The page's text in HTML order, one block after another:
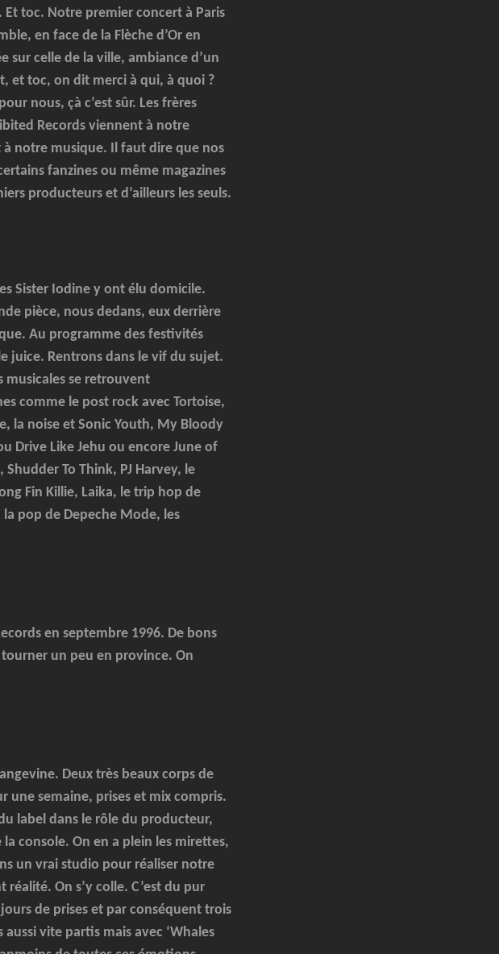
Et toc. Notre premier concert à Paris
en face de la Flèche d’Or en
celle de la ville, ambiance d’un
et toc, on dit merci à qui, à quoi ?
nous, çà c’est sûr. Les frères
Records viennent à notre
notre musique. Il faut dire que nos
fanzines ou même magazines
producteurs et d’ailleurs les seuls.
Sister Iodine y ont élu domicile.
pièce, nous dedans, eux derrière
Au programme des festivités
juice. Rentrons dans le vif du sujet.
musicales se retrouvent
comme le post rock avec Tortoise,
la noise et Sonic Youth, My Bloody
Drive Like Jehu ou encore June of
To Think, PJ Harvey, le
Fin Killie, Laika, le trip hop de
pop de Depeche Mode, les
en septembre 1996. De bons
un peu en province. On
Deux très beaux corps de
une semaine, prises et mix compris.
label dans le rôle du producteur,
console. On en a plein les mirettes,
un vrai studio pour réaliser notre
On s’y colle. C’est du pur
de prises et par conséquent trois
vite partis mais avec ‘Whales